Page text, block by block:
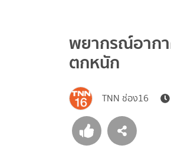
พยากรณ์อาก
ตกหนัก
TNN ช่อง16